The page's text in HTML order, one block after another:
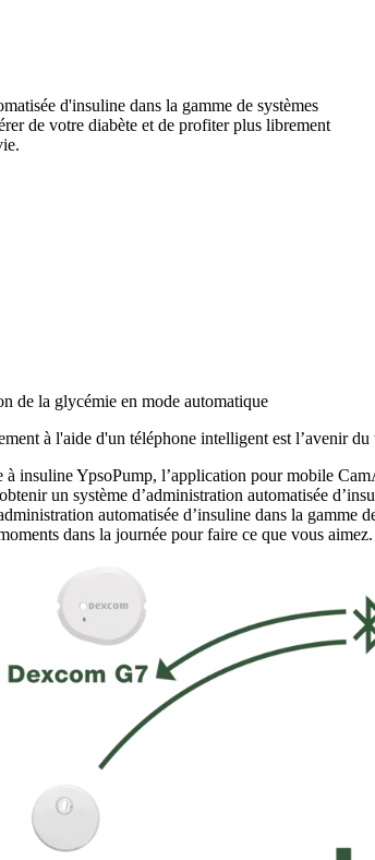
d'insuline dans la gamme de systèmes
de votre diabète et de profiter plus librement
de la glycémie en mode automatique
à l'aide d'un téléphone intelligent est l’avenir du
à insuline YpsoPump, l’application pour mobile
un système d’administration automatisée
automatisée d’insuline dans la
dans la journée pour faire ce que vous aimez.